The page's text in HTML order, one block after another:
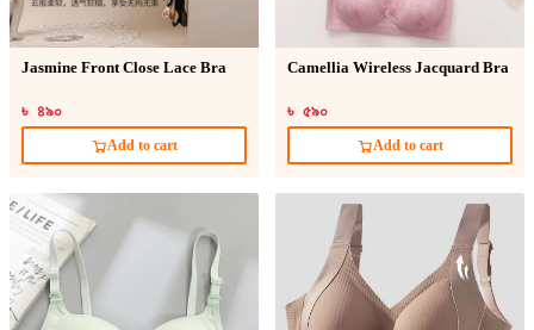
Jasmine Front Close Lace Bra
৳ ৪৯০
Add to cart
Camellia Wireless Jacquard Bra
৳ ৫৯০
Add to cart